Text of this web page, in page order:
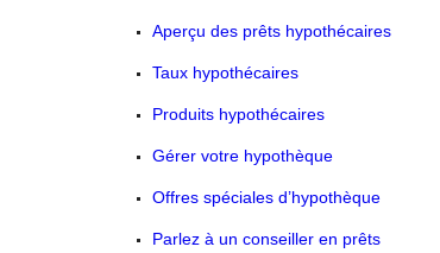
Aperçu des prêts hypothécaires
Taux hypothécaires
Produits hypothécaires
Gérer votre hypothèque
Offres spéciales d’hypothèque
Parlez à un conseiller en prêts